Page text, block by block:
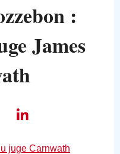
:
James
juge Carnwath